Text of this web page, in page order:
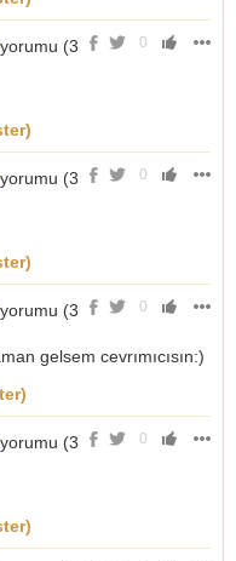
0
yorumu (3
0
yorumu (3
0
yorumu (3
gelsem cevrımıcısın:)
0
yorumu (3